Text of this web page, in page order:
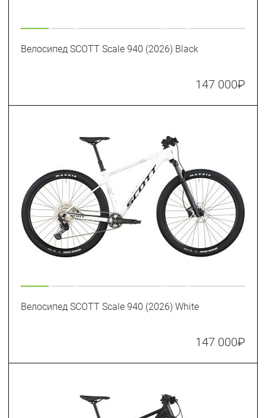
Велосипед SCOTT Scale 940 (2026) Black
147 000₽
Велосипед SCOTT Scale 940 (2026) White
147 000₽